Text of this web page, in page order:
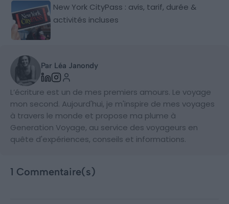
New York CityPass : avis, tarif, durée &
activités incluses
Par Léa Janondy
L’écriture est un de mes premiers amours. Le voyage
mon second. Aujourd'hui, je m'inspire de mes voyages
à travers le monde et propose ma plume à
Generation Voyage, au service des voyageurs en
quête d'expériences, conseils et informations.
1 Commentaire(s)